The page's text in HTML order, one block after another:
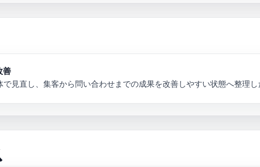
善
見直し、集客から問い合わせまでの成果を改善しやすい状態へ整理し